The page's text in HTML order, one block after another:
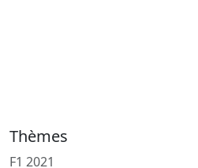
Thèmes
F1 2021